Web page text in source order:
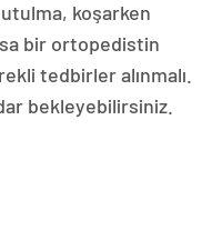
koşarken
bir ortopedistin
tedbirler alınmalı.
bekleyebilirsiniz.